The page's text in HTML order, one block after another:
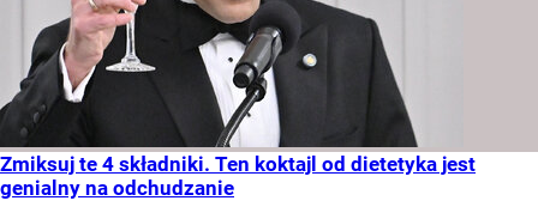
Zmiksuj te 4 składniki. Ten koktajl od dietetyka jest
genialny na odchudzanie